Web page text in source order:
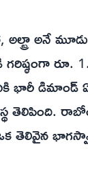
అనే
గరిష్ఠంగా
భారీ డిమాండ్
తెలిపింది.
తెలివైన